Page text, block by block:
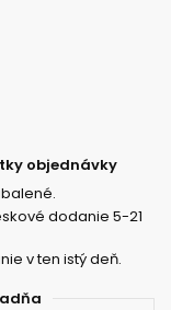
objednávky
dodanie 5-21
v ten istý deň.